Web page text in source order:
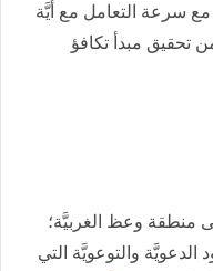
مع سرعة التعامل مع أيَّة
تحقيق مبدأ تكافؤ
منطقة وعظ الغربيَّة؛
الدعويَّة والتوعويَّة التي